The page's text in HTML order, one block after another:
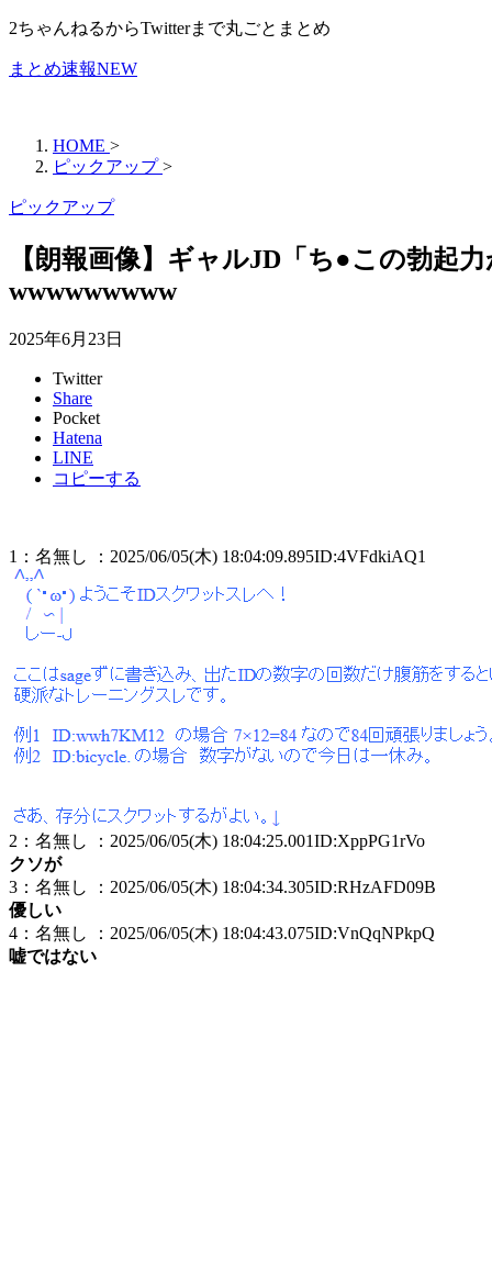
2ちゃんねるからTwitterまで丸ごとまとめ
まとめ速報NEW
HOME >
ピックアップ >
ピックアップ
【朗報画像】ギャルJD「ち●この勃起
wwwwwwwww
2025年6月23日
Twitter
Share
Pocket
Hatena
LINE
コピーする
1：名無し ：2025/06/05(木) 18:04:09.895ID:4VFdkiAQ1
2：名無し ：2025/06/05(木) 18:04:25.001ID:XppPG1rVo
クソが
3：名無し ：2025/06/05(木) 18:04:34.305ID:RHzAFD09B
優しい
4：名無し ：2025/06/05(木) 18:04:43.075ID:VnQqNPkpQ
嘘ではない